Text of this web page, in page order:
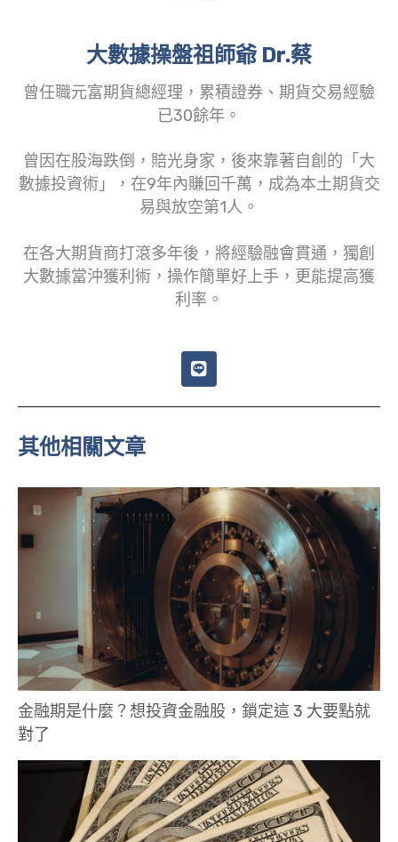
大數據操盤祖師爺 Dr.蔡
曾任職元富期貨總經理，累積證券、期貨交易經驗
已30餘年。
曾因在股海跌倒，賠光身家，後來靠著自創的「大
數據投資術」，在9年內賺回千萬，成為本土期貨交
易與放空第1人。
在各大期貨商打滾多年後，將經驗融會貫通，獨創
大數據當沖獲利術，操作簡單好上手，更能提高獲
利率。
L
i
e
其他相關文章
金融期是什麼？想投資金融股，鎖定這 3 大要點就
對了